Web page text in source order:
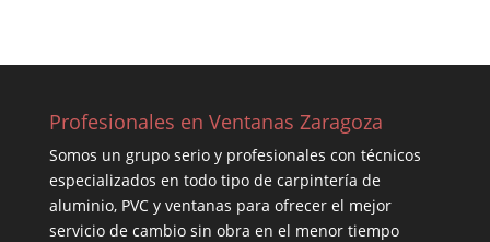
Profesionales en Ventanas Zaragoza
Somos un grupo serio y profesionales con técnicos
especializados en todo tipo de carpintería de
aluminio, PVC y ventanas para ofrecer el mejor
servicio de cambio sin obra en el menor tiempo